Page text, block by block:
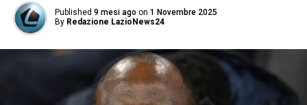
Published 9 mesi ago on 1 Novembre 2025
By Redazione LazioNews24